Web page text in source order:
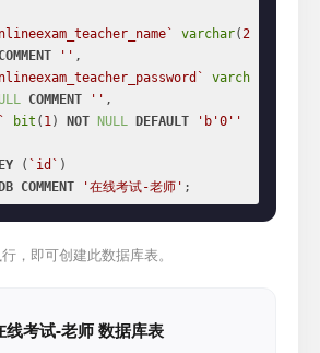
varchar(2
COMMENT '' ,
varch
COMMENT '' ,
bit ( 1) NOT NULL DEFAULT 'b'0 ''
( `id` )
COMMENT '在线考试-老师' ;
，即可创建此数据库表。
线考试-老师 数据库表